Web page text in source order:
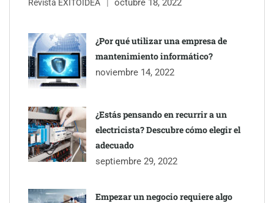
The Factory School explica por qué aprender herramientas de
Martín Mingorance Abogados consolida su posición como
despacho de abogados Málaga de referencia para empresas y
particulares
Revista ÉXITOIDEA octubre 18, 2022
¿Por qué utilizar una empresa de
mantenimiento informático?
noviembre 14, 2022
¿Estás pensando en recurrir a un
electricista? Descubre cómo elegir el
adecuado
septiembre 29, 2022
Empezar un negocio requiere algo